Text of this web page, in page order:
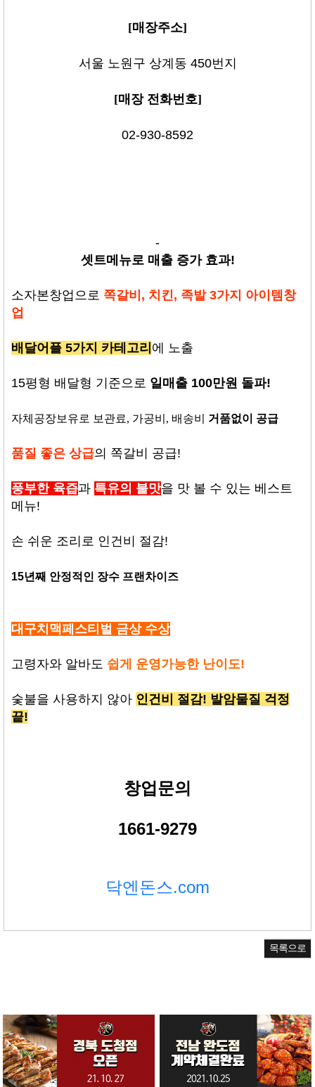
[매장주소]
서울 노원구 상계동 450번지
[매장 전화번호]
02-930-8592
-
셋트메뉴로 매출 증가 효과!
소자본창업으로 쪽갈비 , 치킨, 족발 3가지 아이템창
업
배달어플 5가지 카테고리 에 노출
15평형 배달형 기준으로 일매출 100만원 돌파!
자체공장보유로 보관료, 가공비 , 배송비 거품없이 공급
품질 좋은 상급의 쪽갈비 공급!
풍부한 육즙과 특유의 불맛을 맛 볼 수 있는 베스트
메뉴!
손 쉬운 조리로 인건비 절감!
15년째 안정적인 장수 프랜차이즈
대구치맥페스티벌 금상 수상
고령자와 알바도 쉽게 운영가능한 난이도!
숯불을 사용하지 않아 인건비 절감! 발암물질 걱정
끝!
창업문의
1661-9279
닥엔돈스.com
목록으로